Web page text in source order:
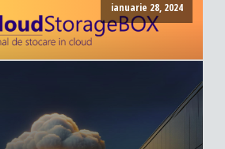
ianuarie 28, 2024